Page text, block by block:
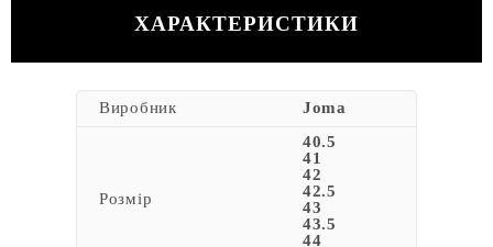
ХАРАКТЕРИСТИКИ
Виробник Joma
Розмір
40.5
41
42
42.5
43
43.5
44